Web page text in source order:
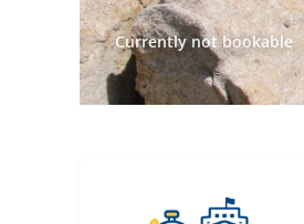
Currently not bookable